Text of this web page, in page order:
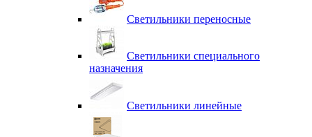
Светильники переносные
Светильники специального
назначения
Светильники линейные